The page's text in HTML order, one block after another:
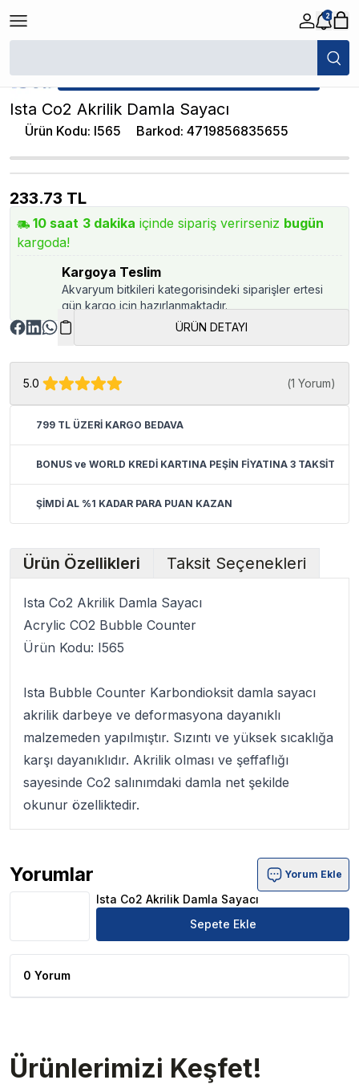
2
/ Ista Co2 Akrilik Damla Sayacı
★ Atakan Petshop, Ista yetkili satıcısıdır.
Ista Co2 Akrilik Damla Sayacı
Ürün Kodu: I565 Barkod: 4719856835655
233.73 TL
10 saat 3 dakika içinde sipariş verirseniz bugün
kargoda!
Kargoya Teslim
Akvaryum bitkileri kategorisindeki siparişler ertesi
gün kargo için hazırlanmaktadır.
ÜRÜN DETAYI
5.0 (1 Yorum)
799 TL ÜZERİ KARGO BEDAVA
BONUS ve WORLD KREDİ KARTINA PEŞİN FİYATINA 3 TAKSİT
ŞİMDİ AL %1 KADAR PARA PUAN KAZAN
Ürün Özellikleri Taksit Seçenekleri
Ista Co2 Akrilik Damla Sayacı
Acrylic CO2 Bubble Counter
Ürün Kodu: I565
Ista Bubble Counter Karbondioksit damla sayacı
akrilik darbeye ve deformasyona dayanıklı
malzemeden yapılmıştır. Sızıntı ve yüksek sıcaklığa
karşı dayanıklıdır. Akrilik olması ve şeffaflığı
sayesinde Co2 salınımdaki damla net şekilde
okunur özelliktedir.
Yorumlar
Ista Co2 Akrilik Damla Sayacı Ürün Yorumları
Yorum Ekle
Ista Co2 Akrilik Damla Sayacı
Sepete Ekle
0 Yorum
Ürünlerimizi Keşfet!